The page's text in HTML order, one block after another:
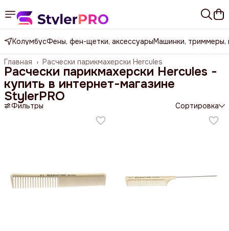
КолумбусФены, фен-щетки, аксессуарыМашинки, триммеры,
Расчески парикмахерски Hercules
Главная ›
Расчески парикмахерски Hercules -
купить в интернет-магазине
StylerPRO
Фильтры Сортировка